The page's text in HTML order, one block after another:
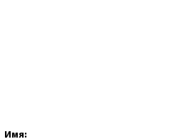
Имя: